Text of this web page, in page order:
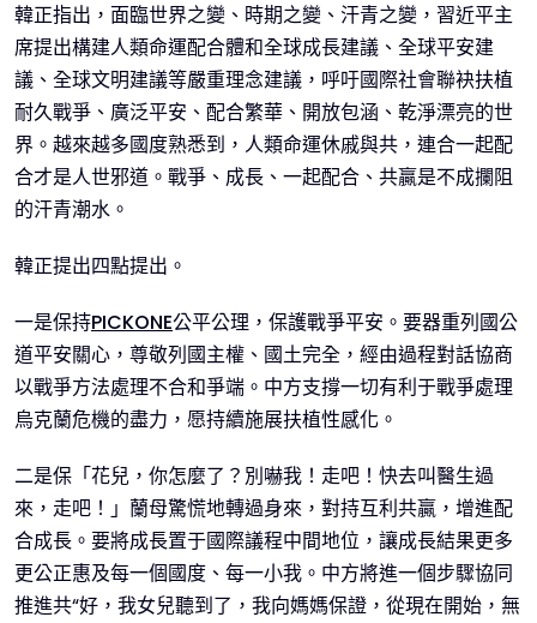
韓正指出，面臨世界之變、時期之變、汗青之變，習近平主
席提出構建人類命運配合體和全球成長建議、全球平安建
議、全球文明建議等嚴重理念建議，呼吁國際社會聯袂扶植
耐久戰爭、廣泛平安、配合繁華、開放包涵、乾淨漂亮的世
界。越來越多國度熟悉到，人類命運休戚與共，連合一起配
合才是人世邪道。戰爭、成長、一起配合、共贏是不成攔阻
的汗青潮水。
韓正提出四點提出。
一是保持PICKONE公平公理，保護戰爭平安。要器重列國公
道平安關心，尊敬列國主權、國土完全，經由過程對話協商
以戰爭方法處理不合和爭端。中方支撐一切有利于戰爭處理
烏克蘭危機的盡力，愿持續施展扶植性感化。
二是保「花兒，你怎麼了？別嚇我！走吧！快去叫醫生過
來，走吧！」蘭母驚慌地轉過身來，對持互利共贏，增進配
合成長。要將成長置于國際議程中間地位，讓成長結果更多
更公正惠及每一個國度、每一小我。中方將進一個步驟協同
推進共“好，我女兒聽到了，我向媽媽保證，從現在開始，無